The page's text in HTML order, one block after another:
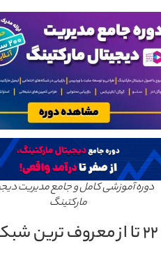
دوره آموزشی کامل و جامع مدیریت
مارکتینگ